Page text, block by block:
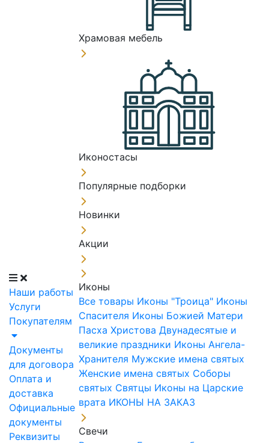
Наши работы
Услуги
Покупателям
Документы
для договора
Оплата и
доставка
Официальные
документы
Реквизиты
Храмовая мебель
Иконостасы
Популярные подборки
Новинки
Акции
Иконы
Все товары Иконы "Троица" Иконы
Спасителя Иконы Божией Матери
Пасха Христова Двунадесятые и
великие праздники Иконы Ангела-
Хранителя Мужские имена святых
Женские имена святых Соборы
святых Святцы Иконы на Царские
врата ИКОНЫ НА ЗАКАЗ
Свечи